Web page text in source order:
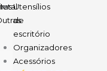
Utensílios
de
escritório
Organizadores
Acessórios